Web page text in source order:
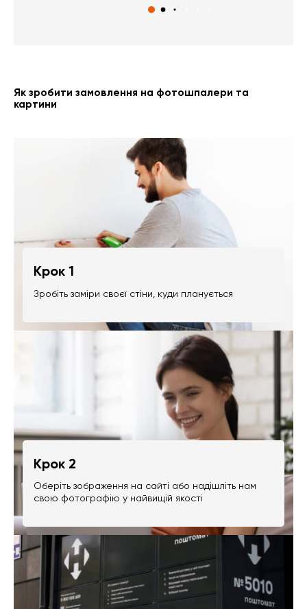
Як зробити замовлення на фотошпалери та
картини
Крок 1
Зробіть заміри своєї стіни, куди планується
Крок 2
Оберіть зображення на сайті або надішліть нам
свою фотографію у найвищій якості